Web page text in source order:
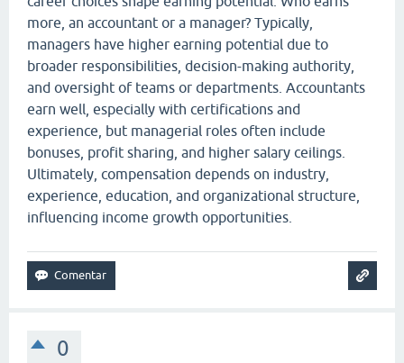
more, an accountant or a manager? Typically,
managers have higher earning potential due to
broader responsibilities, decision-making authority,
and oversight of teams or departments. Accountants
earn well, especially with certifications and
experience, but managerial roles often include
bonuses, profit sharing, and higher salary ceilings.
Ultimately, compensation depends on industry,
experience, education, and organizational structure,
influencing income growth opportunities.
0